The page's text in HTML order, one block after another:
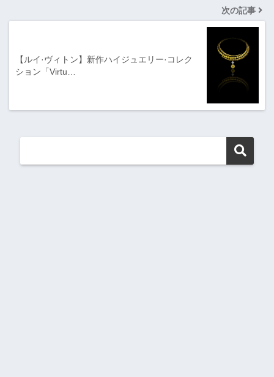
次の記事
【ルイ·ヴィトン】新作ハイジュエリー·コレク
ション「Virtu…